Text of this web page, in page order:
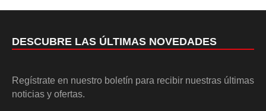
DESCUBRE LAS ÚLTIMAS NOVEDADES
Regístrate en nuestro boletín para recibir nuestras últimas
noticias y ofertas.